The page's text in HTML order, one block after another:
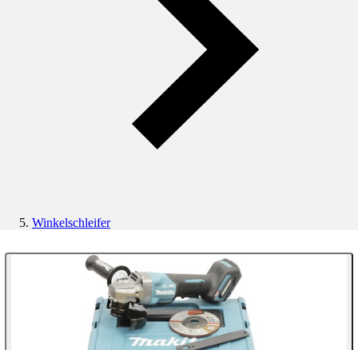
Winkelschleifer